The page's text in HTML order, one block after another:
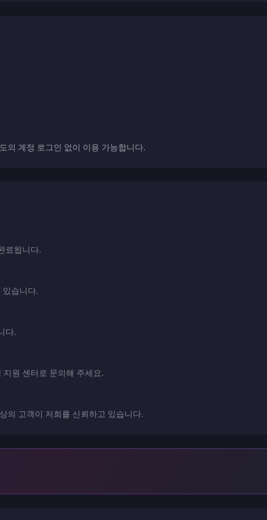
의 계정 로그인 없이 이용 가능합니다.
료됩니다.
있습니다.
다.
원 센터로 문의해 주세요.
의 고객이 저희를 신뢰하고 있습니다.